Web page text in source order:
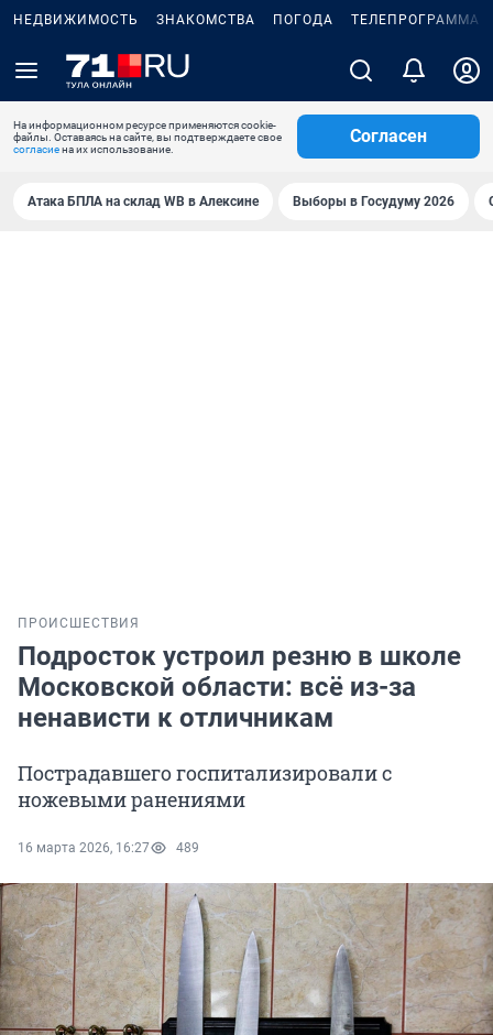
НЕДВИЖИМОСТЬ ЗНАКОМСТВА ПОГОДА ТЕЛЕПРОГРАММА
На информационном ресурсе применяются cookie-
файлы. Оставаясь на сайте, вы подтверждаете свое
согласиена их использование.
Согласен
Атака БПЛА на склад WB в Алексине Выборы в Госудуму 2026
ПРОИСШЕСТВИЯ
Подросток устроил резню в школе
Московской области: всё из-за
ненависти к отличникам
Пострадавшего госпитализировали с
ножевыми ранениями
16 марта 2026, 16:27 489